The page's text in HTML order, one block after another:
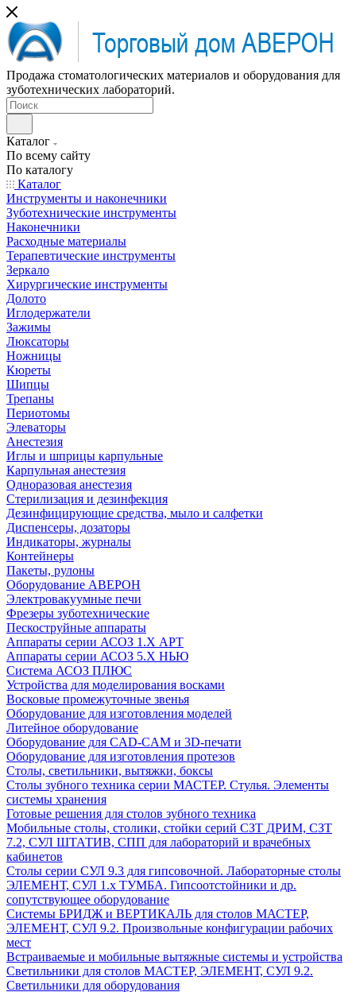
Продажа стоматологических материалов и оборудования для
зуботехнических лабораторий.
Каталог
По всему сайту
По каталогу
Каталог
Инструменты и наконечники
Зуботехнические инструменты
Наконечники
Расходные материалы
Терапевтические инструменты
Зеркало
Хирургические инструменты
Долото
Иглодержатели
Зажимы
Люксаторы
Ножницы
Кюреты
Шипцы
Трепаны
Периотомы
Элеваторы
Анестезия
Иглы и шприцы карпульные
Карпульная анестезия
Одноразовая анестезия
Стерилизация и дезинфекция
Дезинфицирующие средства, мыло и салфетки
Диспенсеры, дозаторы
Индикаторы, журналы
Контейнеры
Пакеты, рулоны
Оборудование АВЕРОН
Электровакуумные печи
Фрезеры зуботехнические
Пескоструйные аппараты
Аппараты серии АСОЗ 1.Х АРТ
Аппараты серии АСОЗ 5.Х НЬЮ
Система АСОЗ ПЛЮС
Устройства для моделирования восками
Восковые промежуточные звенья
Оборудование для изготовления моделей
Литейное оборудование
Оборудование для CAD-CAM и 3D-печати
Оборудование для изготовления протезов
Cтолы, светильники, вытяжки, боксы
Столы зубного техника серии МАСТЕР. Стулья. Элементы
системы хранения
Готовые решения для столов зубного техника
Мобильные столы, столики, стойки серий СЗТ ДРИМ, СЗТ
7.2, СУЛ ШТАТИВ, СПП для лабораторий и врачебных
кабинетов
Столы серии СУЛ 9.3 для гипсовочной. Лабораторные столы
ЭЛЕМЕНТ, СУЛ 1.х ТУМБА. Гипсоотстойники и др.
сопутствующее оборудование
Системы БРИДЖ и ВЕРТИКАЛЬ для столов МАСТЕР,
ЭЛЕМЕНТ, СУЛ 9.2. Произвольные конфигурации рабочих
мест
Встраиваемые и мобильные вытяжные системы и устройства
Светильники для столов МАСТЕР, ЭЛЕМЕНТ, СУЛ 9.2.
Светильники для оборудования